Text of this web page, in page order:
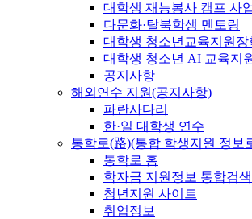
대학생 재능봉사 캠프 사
다문화·탈북학생 멘토링
대학생 청소년교육지원장
대학생 청소년 AI 교육지
공지사항
해외연수 지원(공지사항)
파란사다리
한·일 대학생 연수
통학로(路)(통합 학생지원 정보
통학로 홈
학자금 지원정보 통합검색
청년지원 사이트
취업정보